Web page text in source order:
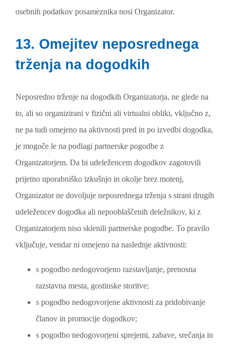
osebnih podatkov posameznika nosi Organizator.
13. Omejitev neposrednega
trženja na dogodkih
Neposredno trženje na dogodkih Organizatorja, ne glede na
to, ali so organizirani v fizični ali virtualni obliki, vključno z,
ne pa tudi omejeno na aktivnosti pred in po izvedbi dogodka,
je mogoče le na podlagi partnerske pogodbe z
Organizatorjem. Da bi udeležencem dogodkov zagotovili
prijetno uporabniško izkušnjo in okolje brez motenj,
Organizator ne dovoljuje neposrednega trženja s strani drugih
udeležencev dogodka ali nepooblaščenih deležnikov, ki z
Organizatorjem niso sklenili partnerske pogodbe. To pravilo
vključuje, vendar ni omejeno na naslednje aktivnosti:
s pogodbo nedogovorjeno razstavljanje, prenosna
razstavna mesta, gostinske storitve;
s pogodbo nedogovorjene aktivnosti za pridobivanje
članov in promocije dogodkov;
s pogodbo nedogovorjeni sprejemi, zabave, srečanja in